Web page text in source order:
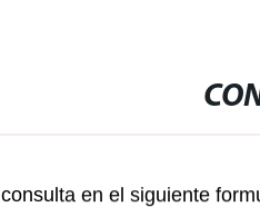
en el siguiente